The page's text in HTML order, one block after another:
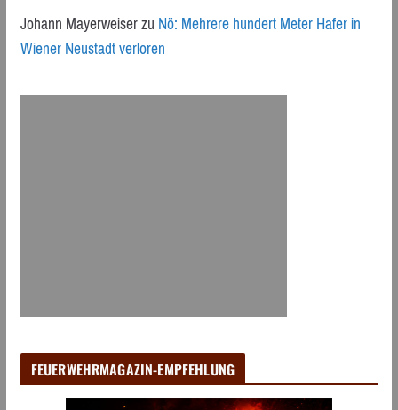
Johann MayerweiserzuNö: Mehrere hundert Meter Hafer in
Wiener Neustadt verloren
FEUERWEHRMAGAZIN-EMPFEHLUNG